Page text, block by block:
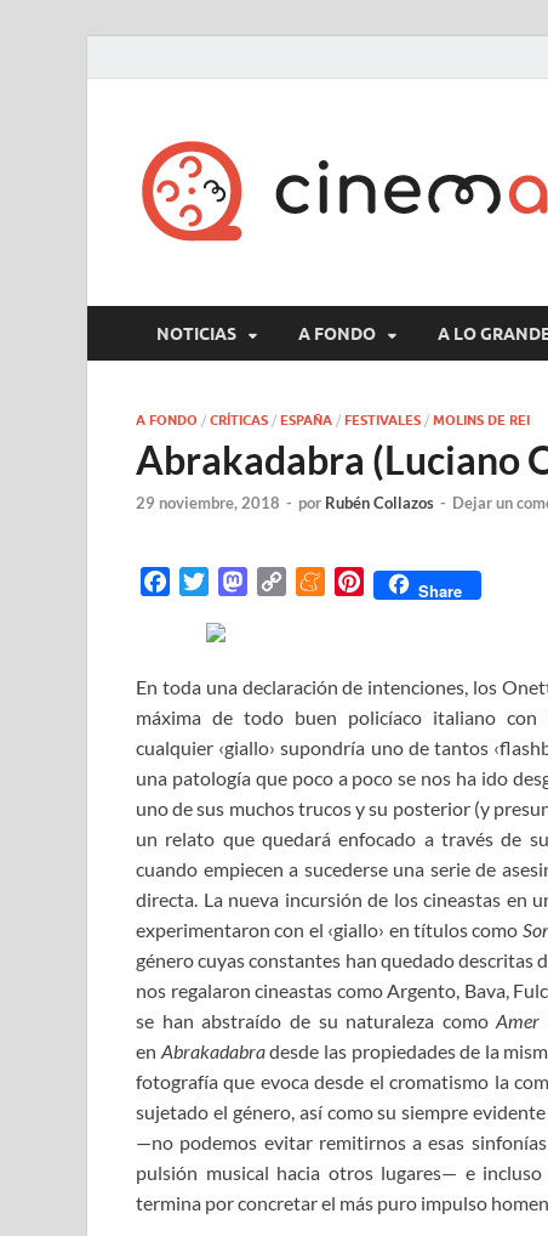
NOTICIAS A FONDO A LO
A FONDO / CRÍTICAS / ESPAÑA / FESTIVALES / MOLINS DE REI
Abrakadabra (Luciano
29 noviembre, 2018 - por Rubén Collazos - Dejar un
b
o
o
k
i
t
e
r
M
o
d
o
n
L
n
k
M
a
m
e
P
e
r
e
s
t
Share
En toda una declaración de intenciones, los
máxima de todo buen policíaco italiano
cualquier ‹giallo› supondría uno de tantos
una patología que poco a poco se nos ha ido
uno de sus muchos trucos y su posterior (y
un relato que quedará enfocado a través de
cuando empiecen a sucederse una serie de
directa. La nueva incursión de los cineastas
experimentaron con el ‹giallo› en títulos como
género cuyas constantes han quedado descritas
nos regalaron cineastas como Argento, Bava,
se han abstraído de su naturaleza comoAmer
en Abrakadabradesde las propiedades de la
fotografía que evoca desde el cromatismo la
sujetado el género, así como su siempre
—no podemos evitar remitirnos a esas
pulsión musical hacia otros lugares— e
termina por concretar el más puro impulso